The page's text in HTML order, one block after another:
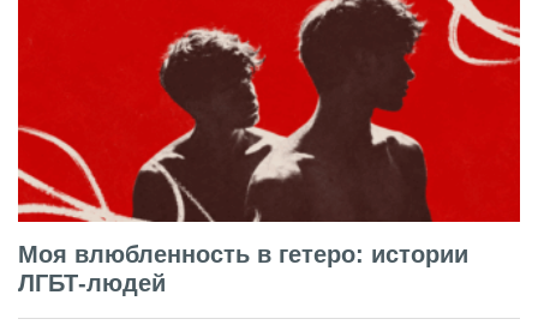
Моя влюбленность в гетеро: истории
ЛГБТ-людей